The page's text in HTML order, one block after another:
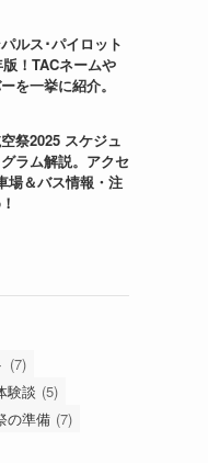
ルス･パイロット
！TACネームや
を一挙に紹介。
祭2025 スケジュ
ラム解説。アクセ
場＆バス情報・注
(7)
験談 (5)
の準備 (7)